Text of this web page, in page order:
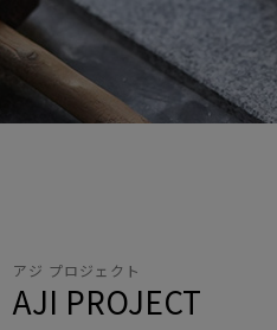
アジ プロジェクト
AJI PROJECT